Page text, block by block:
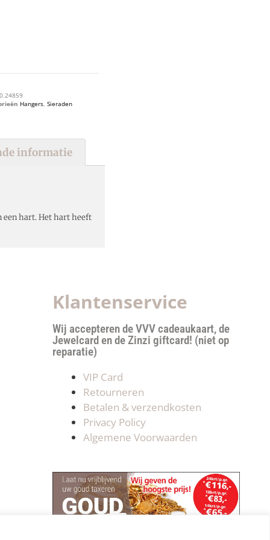
Hangers, Sieraden
informatie
een hart. Het hart heeft
Klantenservice
Wij accepteren de VVV cadeaukaart, de
Jewelcard en de Zinzi giftcard! (niet op
reparatie)
VIP Card
Retourneren
Betalen & verzendkosten
Privacy Policy
Algemene Voorwaarden